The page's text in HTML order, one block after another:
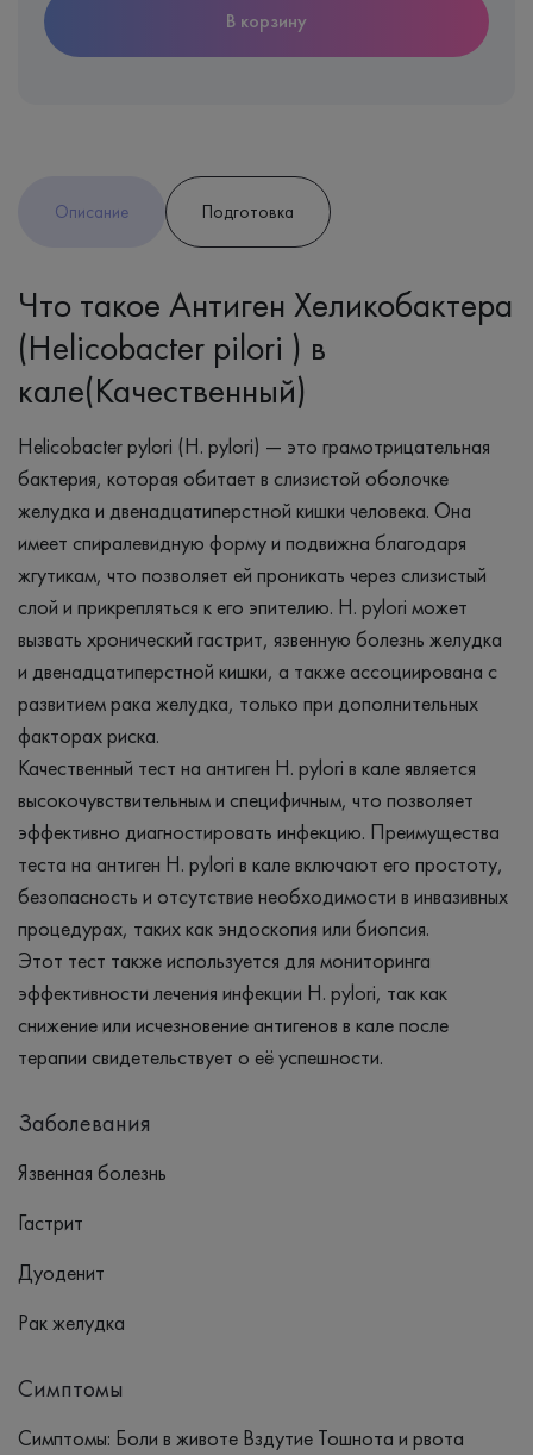
В корзину
Описание Подготовка
Что такое Антиген Хеликобактера
(Helicobacter pilori ) в
кале(Качественный)
Helicobacter pylori (H. pylori) — это грамотрицательная
бактерия, которая обитает в слизистой оболочке
желудка и двенадцатиперстной кишки человека. Она
имеет спиралевидную форму и подвижна благодаря
жгутикам, что позволяет ей проникать через слизистый
слой и прикрепляться к его эпителию. H. pylori может
вызвать хронический гастрит, язвенную болезнь желудка
и двенадцатиперстной кишки, а также ассоциирована с
развитием рака желудка, только при дополнительных
факторах риска.
Качественный тест на антиген H. pylori в кале является
высокочувствительным и специфичным, что позволяет
эффективно диагностировать инфекцию. Преимущества
теста на антиген H. pylori в кале включают его простоту,
безопасность и отсутствие необходимости в инвазивных
процедурах, таких как эндоскопия или биопсия.
Этот тест также используется для мониторинга
эффективности лечения инфекции H. pylori, так как
снижение или исчезновение антигенов в кале после
терапии свидетельствует о её успешности.
Заболевания
Язвенная болезнь
Гастрит
Дуоденит
Рак желудка
Симптомы
Симптомы: Боли в животе Вздутие Тошнота и рвота